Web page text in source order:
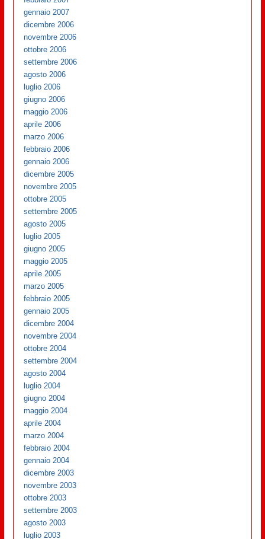
gennaio 2007
dicembre 2006
novembre 2006
ottobre 2006
settembre 2006
agosto 2006
luglio 2006
giugno 2006
maggio 2006
aprile 2006
marzo 2006
febbraio 2006
gennaio 2006
dicembre 2005
novembre 2005
ottobre 2005
settembre 2005
agosto 2005
luglio 2005
giugno 2005
maggio 2005
aprile 2005
marzo 2005
febbraio 2005
gennaio 2005
dicembre 2004
novembre 2004
ottobre 2004
settembre 2004
agosto 2004
luglio 2004
giugno 2004
maggio 2004
aprile 2004
marzo 2004
febbraio 2004
gennaio 2004
dicembre 2003
novembre 2003
ottobre 2003
settembre 2003
agosto 2003
luglio 2003